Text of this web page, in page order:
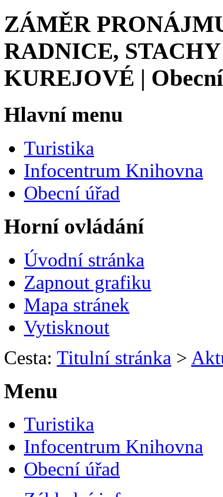
ZÁMĚR
RADNICE,
KUREJOVÉ |
Hlavní menu
Turistika
Infocentrum Knihovna
Obecní úřad
Horní ovládání
Úvodní stránka
Zapnout grafiku
Mapa stránek
Vytisknout
Cesta: Titulní stránka >
Menu
Turistika
Infocentrum Knihovna
Obecní úřad